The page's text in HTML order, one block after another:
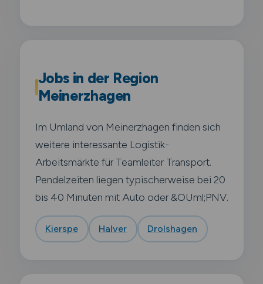
Jobs in der Region
Meinerzhagen
Im Umland von Meinerzhagen finden sich
weitere interessante Logistik-
Arbeitsmärkte für Teamleiter Transport.
Pendelzeiten liegen typischerweise bei 20
bis 40 Minuten mit Auto oder &OUml;PNV.
Kierspe Halver Drolshagen